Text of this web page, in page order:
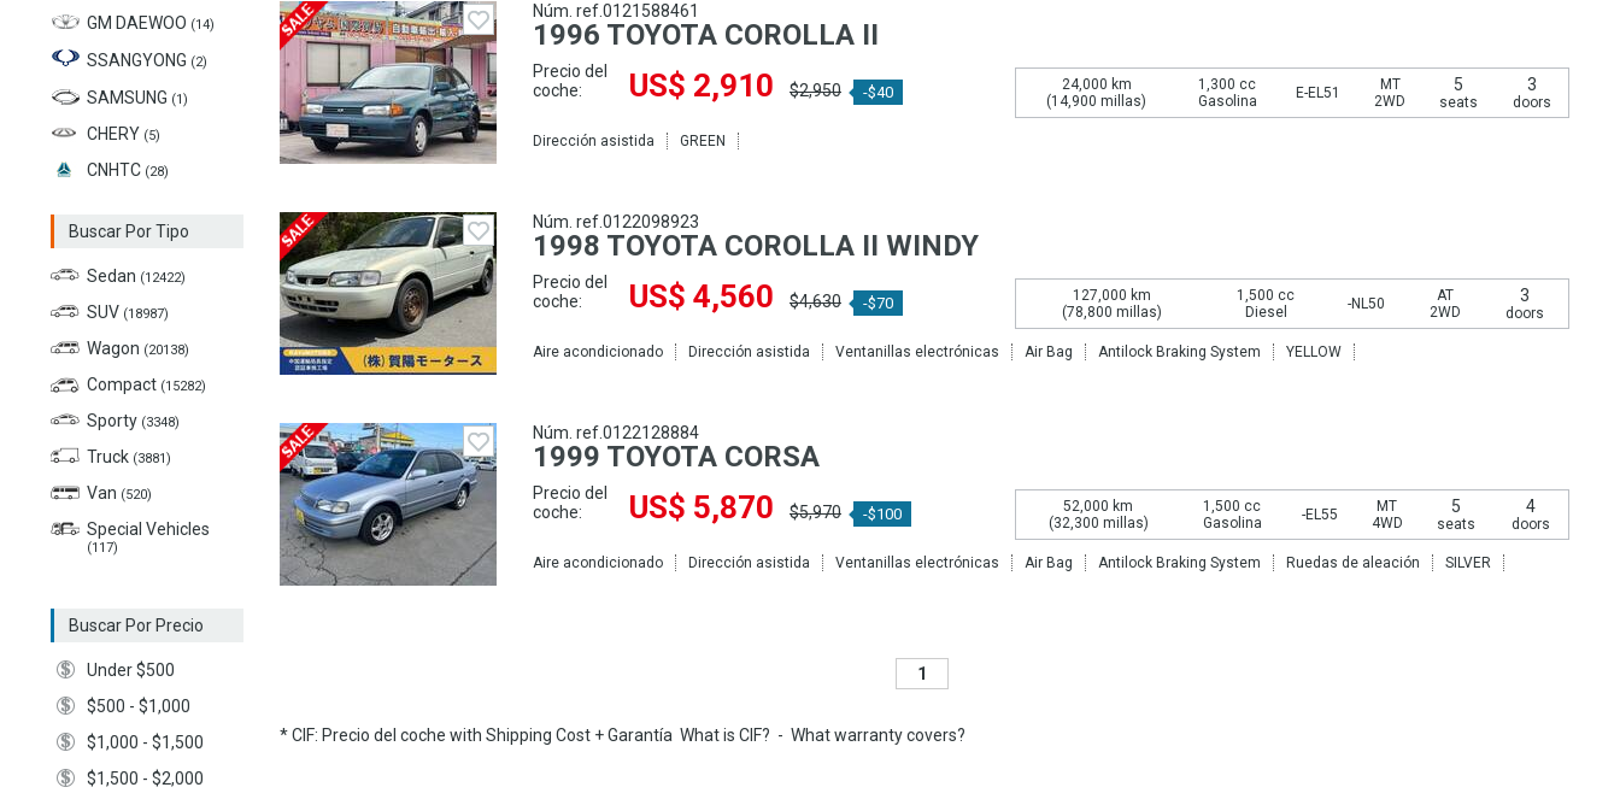
GM DAEWOO (14)
SSANGYONG (2)
SAMSUNG (1)
CHERY (5)
CNHTC (28)
Buscar Por Tipo
Sedan (12422)
SUV (18987)
Wagon (20138)
Compact (15282)
Sporty (3348)
Truck (3881)
Van (520)
Special Vehicles
(117)
Buscar Por Precio
Under $500
$500 - $1,000
$1,000 - $1,500
$1,500 - $2,000
Núm. ref.0121588461
1996 TOYOTA COROLLA II
Precio del
coche:
US$ 2,910 $2,950 -$40
24,000 km
(14,900 millas)
1,300 cc
Gasolina
E-EL51
MT
2WD
5
seats
3
doors
Dirección asistida GREEN
Núm. ref.0122098923
1998 TOYOTA COROLLA II WINDY
Precio del
coche:
US$ 4,560 $4,630 -$70
127,000 km
(78,800 millas)
1,500 cc
Diesel
-NL50
AT
2WD
3
doors
Aire acondicionado Dirección asistida Ventanillas electrónicas Air Bag Antilock Braking System YELLOW
Núm. ref.0122128884
1999 TOYOTA CORSA
Precio del
coche:
US$ 5,870 $5,970 -$100
52,000 km
(32,300 millas)
1,500 cc
Gasolina
-EL55
MT
4WD
5
seats
4
doors
Aire acondicionado Dirección asistida Ventanillas electrónicas Air Bag Antilock Braking System Ruedas de aleación SILVER
1
* CIF: Precio del coche with Shipping Cost + Garantía What is CIF? - What warranty covers?